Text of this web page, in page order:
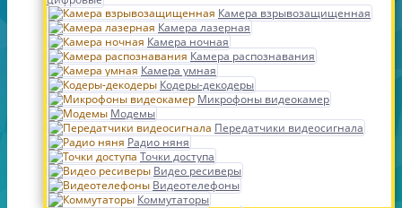
Камера взрывозащищенная
Камера лазерная
Камера ночная
Камера распознавания
Камера умная
Кодеры-декодеры
Микрофоны видеокамер
Модемы
Передатчики видеосигнала
Радио няня
Точки доступа
Видео ресиверы
Видеотелефоны
Коммутаторы